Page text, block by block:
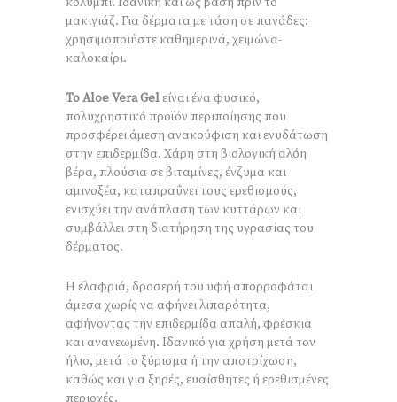
μακιγιάζ. Για δέρματα με τάση σε πανάδες:
χρησιμοποιήστε καθημερινά, χειμώνα-
καλοκαίρι.
Το Aloe Vera Gel είναι ένα φυσικό,
πολυχρηστικό προϊόν περιποίησης που
προσφέρει άμεση ανακούφιση και ενυδάτωση
στην επιδερμίδα. Χάρη στη βιολογική αλόη
βέρα, πλούσια σε βιταμίνες, ένζυμα και
αμινοξέα, καταπραΰνει τους ερεθισμούς,
ενισχύει την ανάπλαση των κυττάρων και
συμβάλλει στη διατήρηση της υγρασίας του
δέρματος.
Η ελαφριά, δροσερή του υφή απορροφάται
άμεσα χωρίς να αφήνει λιπαρότητα,
αφήνοντας την επιδερμίδα απαλή, φρέσκια
και ανανεωμένη. Ιδανικό για χρήση μετά τον
ήλιο, μετά το ξύρισμα ή την αποτρίχωση,
καθώς και για ξηρές, ευαίσθητες ή ερεθισμένες
περιοχές.